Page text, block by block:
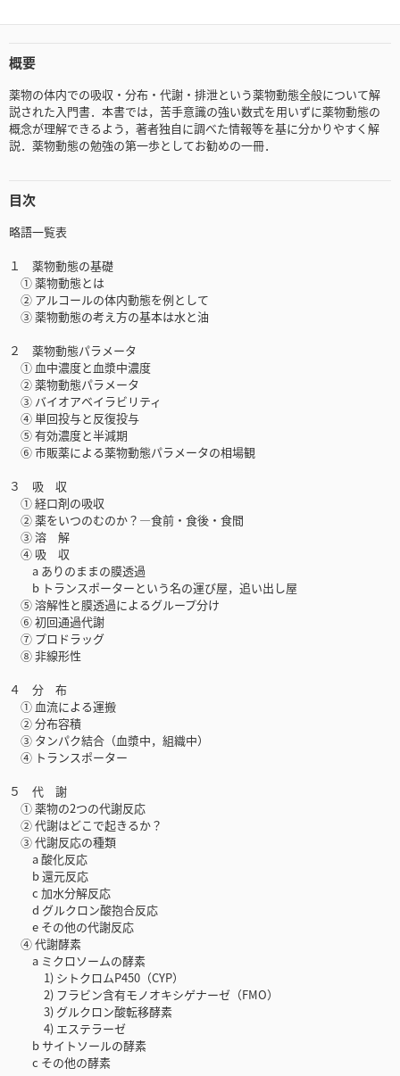
概要
薬物の体内での吸収・分布・代謝・排泄という薬物動態全般について解
説された入門書．本書では，苦手意識の強い数式を用いずに薬物動態の
概念が理解できるよう，著者独自に調べた情報等を基に分かりやすく解
説．薬物動態の勉強の第一歩としてお勧めの一冊．
目次
略語一覧表
１ 薬物動態の基礎
① 薬物動態とは
② アルコールの体内動態を例として
③ 薬物動態の考え方の基本は水と油
２ 薬物動態パラメータ
① 血中濃度と血漿中濃度
② 薬物動態パラメータ
③ バイオアベイラビリティ
④ 単回投与と反復投与
⑤ 有効濃度と半減期
⑥ 市販薬による薬物動態パラメータの相場観
３ 吸 収
① 経口剤の吸収
② 薬をいつのむのか？―食前・食後・食間
③ 溶 解
④ 吸 収
a ありのままの膜透過
b トランスポーターという名の運び屋，追い出し屋
⑤ 溶解性と膜透過によるグループ分け
⑥ 初回通過代謝
⑦ プロドラッグ
⑧ 非線形性
４ 分 布
① 血流による運搬
② 分布容積
③ タンパク結合（血漿中，組織中）
④ トランスポーター
５ 代 謝
① 薬物の2つの代謝反応
② 代謝はどこで起きるか？
③ 代謝反応の種類
a 酸化反応
b 還元反応
c 加水分解反応
d グルクロン酸抱合反応
e その他の代謝反応
④ 代謝酵素
a ミクロソームの酵素
1) シトクロムP450（CYP）
2) フラビン含有モノオキシゲナーゼ（FMO）
3) グルクロン酸転移酵素
4) エステラーゼ
b サイトソールの酵素
c その他の酵素